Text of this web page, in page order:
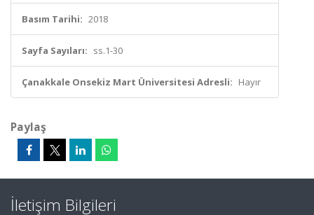
Basım Tarihi: 2018
Sayfa Sayıları: ss.1-30
Çanakkale Onsekiz Mart Üniversitesi Adresli: Hayır
Paylaş
İletişim Bilgileri